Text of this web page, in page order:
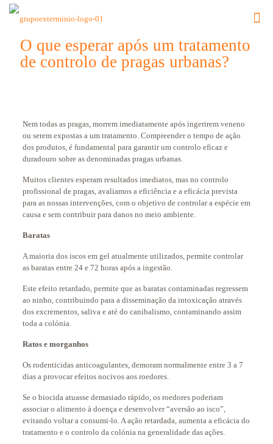
O que esperar após um tratamento
de controlo de pragas urbanas?
Nem todas as pragas, morrem imediatamente após ingerirem veneno
ou serem expostas a um tratamento. Compreender o tempo de ação
dos produtos, é fundamental para garantir um controlo eficaz e
duradouro sobre as denominadas pragas urbanas.
Muitos clientes esperam resultados imediatos, mas no controlo
profissional de pragas, avaliamos a eficiência e a eficácia prevista
para as nossas intervenções, com o objetivo de controlar a espécie em
causa e sem contribuir para danos no meio ambiente.
Baratas
A maioria dos iscos em gel atualmente utilizados, permite controlar
as baratas entre 24 e 72 horas após a ingestão.
Este efeito retardado, permite que as baratas contaminadas regressem
ao ninho, contribuindo para a disseminação da intoxicação através
dos excrementos, saliva e até do canibalismo, contaminando assim
toda a colónia.
Ratos e morganhos
Os rodenticidas anticoagulantes, demoram normalmente entre 3 a 7
dias a provocar efeitos nocivos aos roedores.
Se o biocida atuasse demasiado rápido, os roedores poderiam
associar o alimento à doença e desenvolver “aversão ao isco”,
evitando voltar a consumi-lo. A ação retardada, aumenta a eficácia do
tratamento e o controlo da colónia na generalidade das ações.